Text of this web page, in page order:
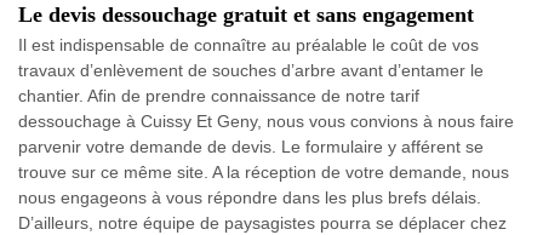
Le devis dessouchage gratuit et sans engagement
Il est indispensable de connaître au préalable le coût de vos
travaux d’enlèvement de souches d’arbre avant d’entamer le
chantier. Afin de prendre connaissance de notre tarif
dessouchage à Cuissy Et Geny, nous vous convions à nous faire
parvenir votre demande de devis. Le formulaire y afférent se
trouve sur ce même site. A la réception de votre demande, nous
nous engageons à vous répondre dans les plus brefs délais.
D’ailleurs, notre équipe de paysagistes pourra se déplacer chez